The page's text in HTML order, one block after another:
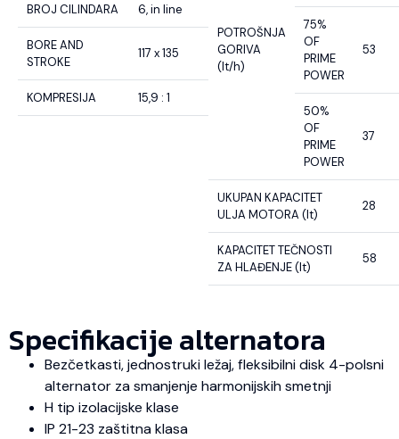
BROJ CILINDARA 6, in line
BORE AND
STROKE
117 x 135
KOMPRESIJA 15,9 : 1
POTROŠNJA
GORIVA
(lt/h)
75%
OF
PRIME
POWER
53
50%
OF
PRIME
POWER
37
UKUPAN KAPACITET
ULJA MOTORA (lt)
28
KAPACITET TEČNOSTI
ZA HLAĐENJE (lt)
58
Specifikacije alternatora
Bezčetkasti, jednostruki ležaj, fleksibilni disk 4-polsni
alternator za smanjenje harmonijskih smetnji
H tip izolacijske klase
IP 21-23 zaštitna klasa